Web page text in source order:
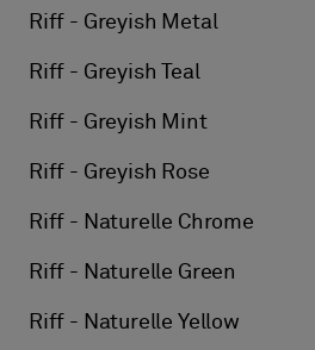
Riff - Greyish Metal
Riff - Greyish Teal
Riff - Greyish Mint
Riff - Greyish Rose
Riff - Naturelle Chrome
Riff - Naturelle Green
Riff - Naturelle Yellow